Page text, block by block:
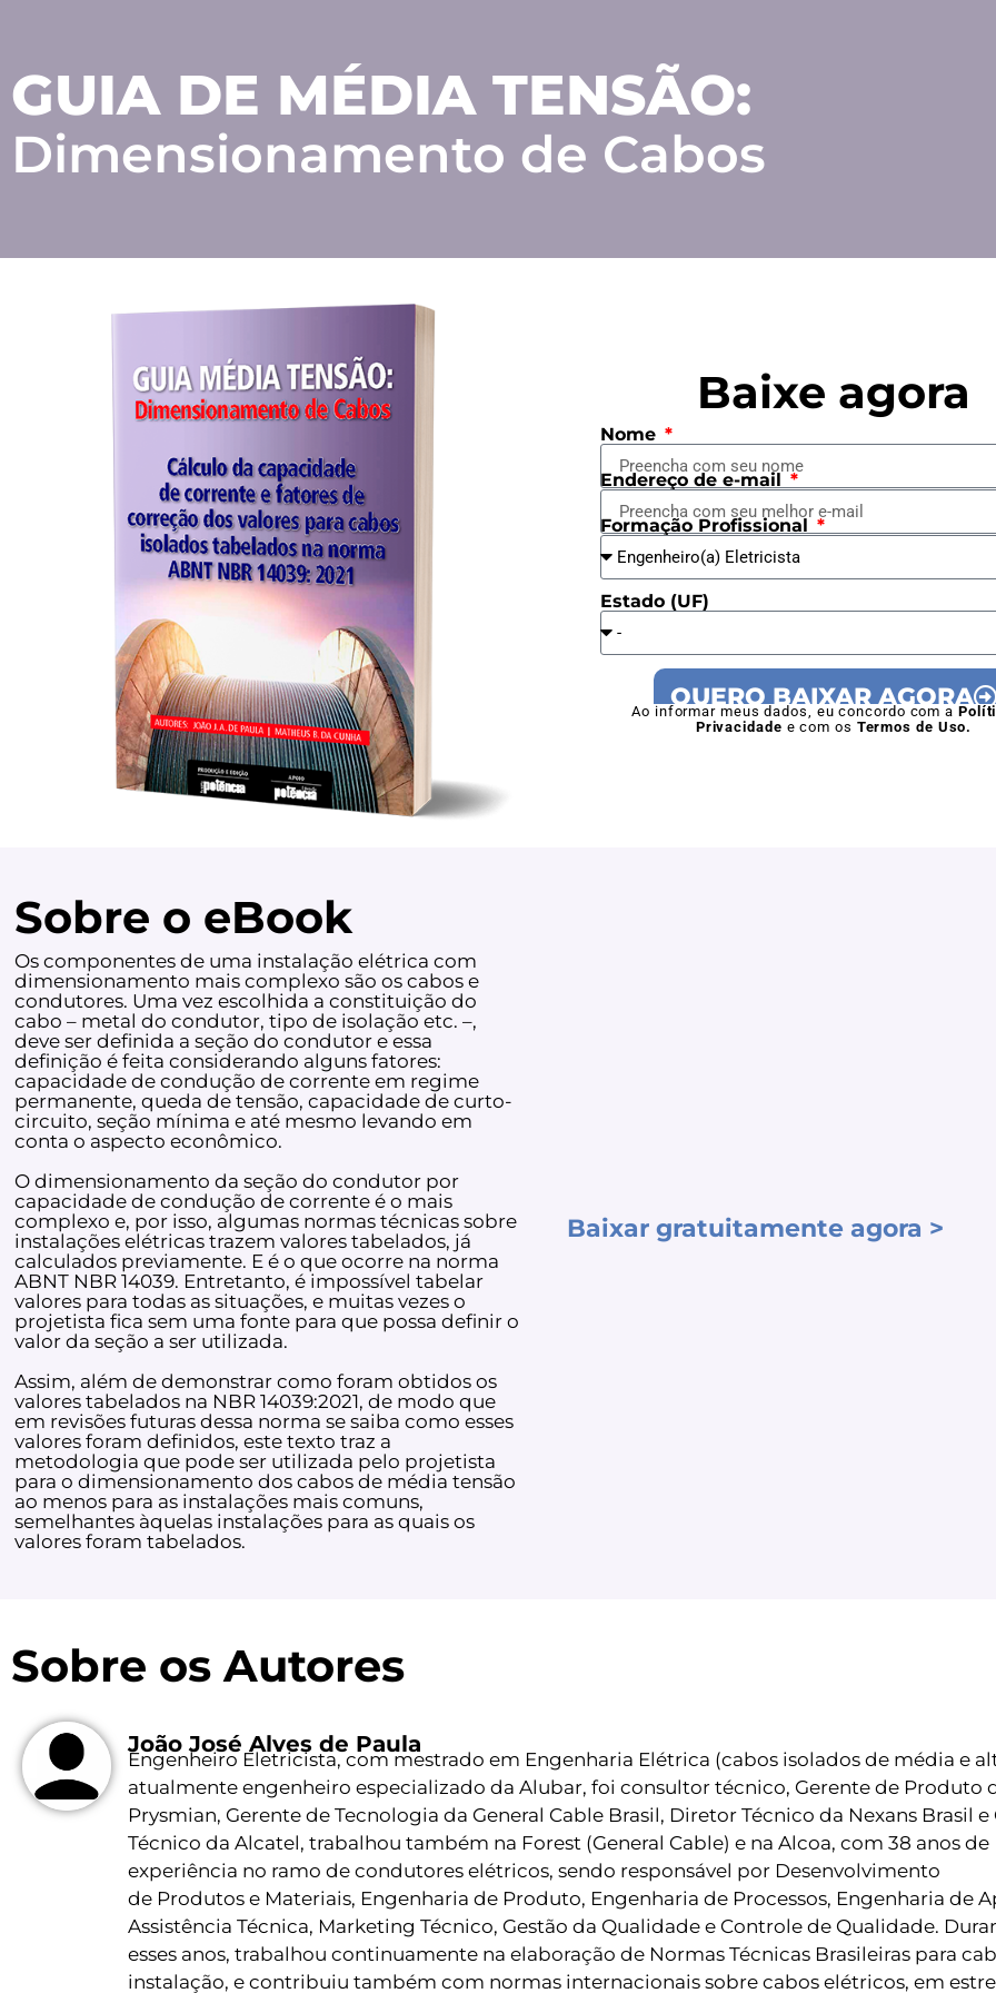
GUIA DE MÉDIA TENSÃO:
Dimensionamento de Cabos
Baixe agora
Nome
Endereço de e-mail
Formação Profissional
Estado (UF)
QUERO BAIXAR AGORA
Ao informar meus dados, eu concordo com a
Privacidade e com os Termos de Uso.
Sobre o eBook
Os componentes de uma instalação elétrica com
dimensionamento mais complexo são os cabos e
condutores. Uma vez escolhida a constituição do
cabo – metal do condutor, tipo de isolação etc. –,
deve ser definida a seção do condutor e essa
definição é feita considerando alguns fatores:
capacidade de condução de corrente em regime
permanente, queda de tensão, capacidade de curto-
circuito, seção mínima e até mesmo levando em
conta o aspecto econômico.
O dimensionamento da seção do condutor por
capacidade de condução de corrente é o mais
complexo e, por isso, algumas normas técnicas sobre
instalações elétricas trazem valores tabelados, já
calculados previamente. E é o que ocorre na norma
ABNT NBR 14039. Entretanto, é impossível tabelar
valores para todas as situações, e muitas vezes o
projetista fica sem uma fonte para que possa definir o
valor da seção a ser utilizada.
Assim, além de demonstrar como foram obtidos os
valores tabelados na NBR 14039:2021, de modo que
em revisões futuras dessa norma se saiba como esses
valores foram definidos, este texto traz a
metodologia que pode ser utilizada pelo projetista
para o dimensionamento dos cabos de média tensão
ao menos para as instalações mais comuns,
semelhantes àquelas instalações para as quais os
valores foram tabelados.
Baixar gratuitamente agora >
Sobre os Autores
João José Alves de Paula
Engenheiro Eletricista, com mestrado em Engenharia Elétrica (cabos isolados de média e
atualmente engenheiro especializado da Alubar, foi consultor técnico, Gerente de Produto
Prysmian, Gerente de Tecnologia da General Cable Brasil, Diretor Técnico da Nexans Brasil e
Técnico da Alcatel, trabalhou também na Forest (General Cable) e na Alcoa, com 38 anos de
experiência no ramo de condutores elétricos, sendo responsável por Desenvolvimento
de Produtos e Materiais, Engenharia de Produto, Engenharia de Processos, Engenharia de
Assistência Técnica, Marketing Técnico, Gestão da Qualidade e Controle de Qualidade.
esses anos, trabalhou continuamente na elaboração de Normas Técnicas Brasileiras para
instalação, e contribuiu também com normas internacionais sobre cabos elétricos, em